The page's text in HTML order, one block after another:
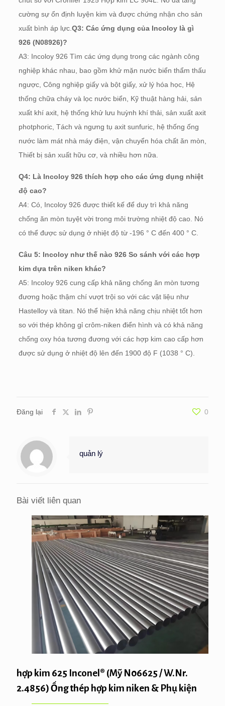
cường sự ổn định luyện kim và được chứng nhận cho sản
xuất bình áp lực. Q3: Các ứng dụng của Incoloy là gì
926 (N08926)?
A3: Incoloy 926 Tìm các ứng dụng trong các ngành công
nghiệp khác nhau, bao gồm khử mặn nước biển thẩm thấu
ngược, Công nghiệp giấy và bột giấy, xử lý hóa học, Hệ
thống chữa cháy và lọc nước biển, Kỹ thuật hàng hải, sản
xuất khí axit, hệ thống khử lưu huỳnh khí thải, sản xuất axit
photphoric, Tách và ngưng tụ axit sunfuric, hệ thống ống
nước làm mát nhà máy điện, vận chuyển hóa chất ăn mòn,
Thiết bị sản xuất hữu cơ, và nhiều hơn nữa.
Q4: Là Incoloy 926 thích hợp cho các ứng dụng nhiệt
độ cao?
A4: Có, Incoloy 926 được thiết kế để duy trì khả năng
chống ăn mòn tuyệt vời trong môi trường nhiệt độ cao. Nó
có thể được sử dụng ở nhiệt độ từ -196 ° C đến 400 ° C.
Câu 5: Incoloy như thế nào 926 So sánh với các hợp
kim dựa trên niken khác?
A5: Incoloy 926 cung cấp khả năng chống ăn mòn tương
đương hoặc thậm chí vượt trội so với các vật liệu như
Hastelloy và titan. Nó thể hiện khả năng chịu nhiệt tốt hơn
so với thép không gỉ crôm-niken điển hình và có khả năng
chống oxy hóa tương đương với các hợp kim cao cấp hơn
được sử dụng ở nhiệt độ lên đến 1900 độ F (1038 ° C).
Đăng lại 0
quản lý
Bài viết liên quan
hợp kim 625 Inconel® (Mỹ N06625 / W.Nr.
2.4856) Ống thép hợp kim niken & Phụ kiện